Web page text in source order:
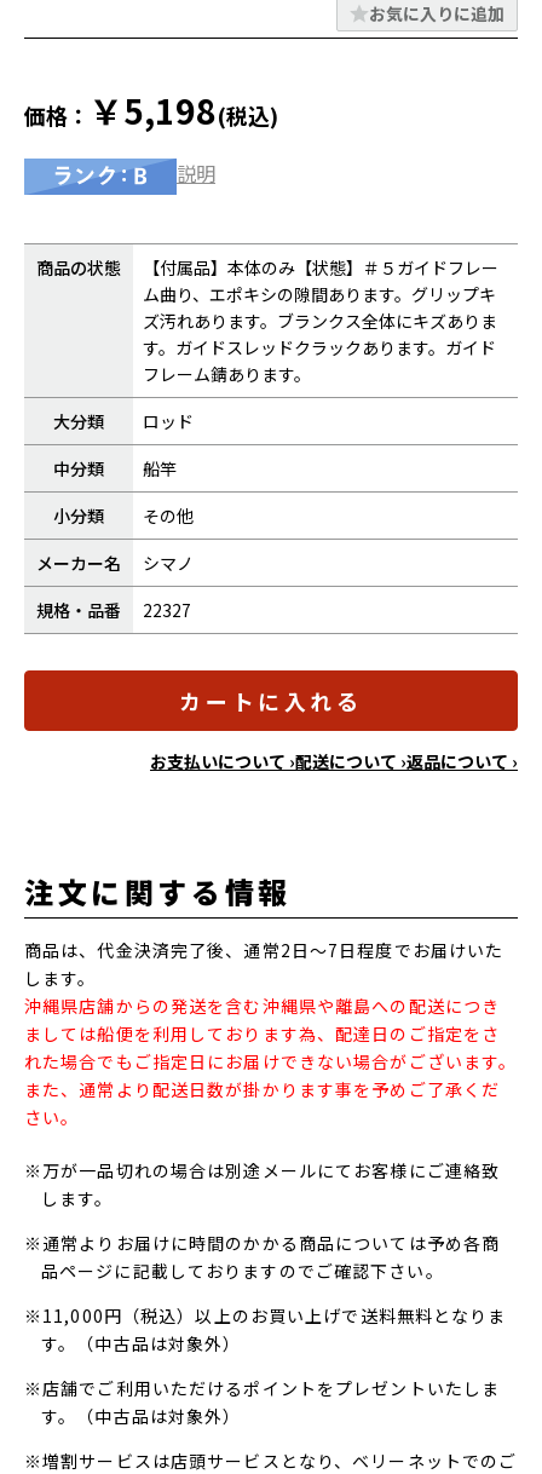
お気に入りに追加
価格： ￥5,198(税込)
説明
商品の状態
【付属品】本体のみ【状態】＃５ガイドフレー
ム曲り、エポキシの隙間あります。グリップキ
ズ汚れあります。ブランクス全体にキズありま
す。ガイドスレッドクラックあります。ガイド
フレーム錆あります。
大分類
ロッド
中分類
船竿
小分類
その他
メーカー名
シマノ
規格・品番
22327
カートに入れる
お支払いについて ›配送について ›返品について ›
注文に関する情報
商品は、代金決済完了後、通常2日～7日程度でお届けいた
します。
沖縄県店舗からの発送を含む沖縄県や離島への配送につき
ましては船便を利用しております為、配達日のご指定をさ
れた場合でもご指定日にお届けできない場合がございます。
また、通常より配送日数が掛かります事を予めご了承くだ
さい。
※万が一品切れの場合は別途メールにてお客様にご連絡致
します。
※通常よりお届けに時間のかかる商品については予め各商
品ページに記載しておりますのでご確認下さい。
※11,000円（税込）以上のお買い上げで送料無料となりま
す。（中古品は対象外）
※店舗でご利用いただけるポイントをプレゼントいたしま
す。（中古品は対象外）
※増割サービスは店頭サービスとなり、ベリーネットでのご